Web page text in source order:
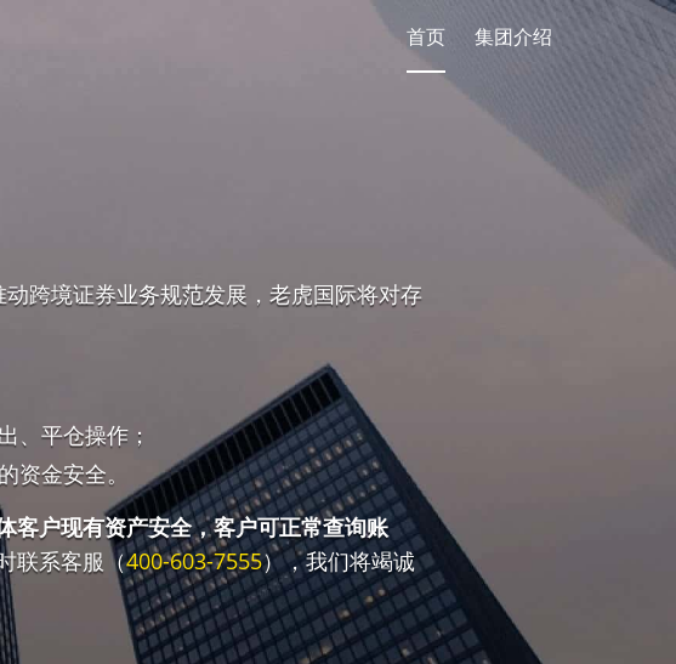
首页 集团介绍
跨境证券业务规范发展，老虎国际将对存
、平仓操作；
资金安全。
客户现有资产安全，客户可正常查询账
联系客服（400-603-7555），我们将竭诚